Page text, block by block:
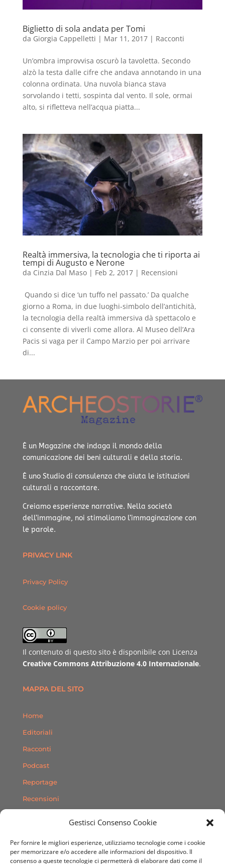
Gestisci Consenso Cookie
Per fornire le migliori esperienze, utilizziamo tecnologie come i cookie
per memorizzare e/o accedere alle informazioni del dispositivo. Il
consenso a queste tecnologie ci permetterà di elaborare dati come il
Biglietto di sola andata per Tomi
da Giorgia Cappelletti | Mar 11, 2017| Racconti
Un’ombra improvvisa oscurò la tavoletta. Secondo
alzò la testa dalle cifre che andava annotando in una
colonna ordinata. Una nuvola bianca stava
sorvolando i tetti, sospinta dal vento. Il sole, ormai
alto, si rifletteva nell’acqua piatta...
Realtà immersiva, la tecnologia che ti riporta ai
tempi di Augusto e Nerone
da Cinzia Dal Maso| Feb 2, 2017| Recensioni
Quando si dice ‘un tuffo nel passato.’ Da qualche
giorno a Roma, in due luoghi-simbolo dell’antichità,
la tecnologia della realtà immersiva dà spettacolo e
ci consente di viverli come allora. Al Museo dell’Ara
Pacis si vaga per il Campo Marzio per poi arrivare
di...
È un Magazine che indaga il mondo della
comunicazione dei beni culturali e della storia.
È uno Studio di consulenza che aiuta le istituzioni
culturali a raccontare.
Creiamo esperienze narrative. Nella società
dell’immagine, noi stimoliamo l’immaginazione con
le parole.
PRIVACY LINK
Privacy Policy
Cookie policy
Il contenuto di questo sito è disponibile con Licenza
Creative Commons Attribuzione 4.0 Internazionale.
MAPPA DEL SITO
Home
Editoriali
Racconti
Podcast
Reportage
Recensioni
Contatti